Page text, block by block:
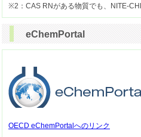
eChemPortal
OECD eChemPortalへのリンク